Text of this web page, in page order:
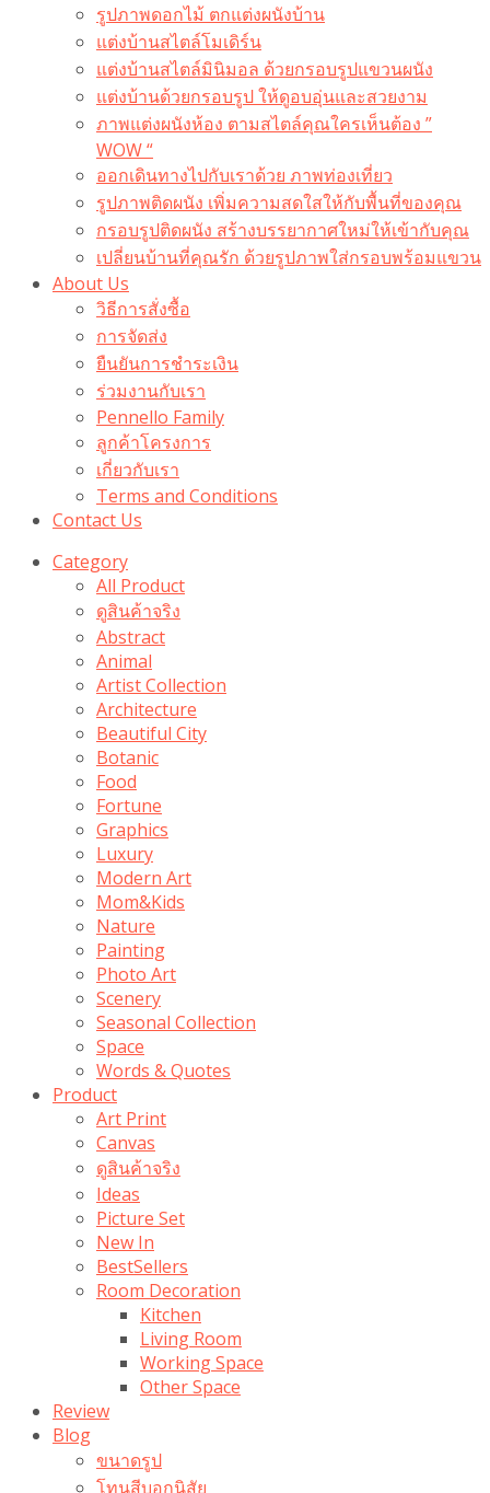
รูปภาพดอกไม้ ตกแต่งผนังบ้าน
แต่งบ้านสไตล์โมเดิร์น
แต่งบ้านสไตล์มินิมอล ด้วยกรอบรูปแขวนผนัง
แต่งบ้านด้วยกรอบรูป ให้ดูอบอุ่นและสวยงาม
ภาพแต่งผนังห้อง ตามสไตล์คุณใครเห็นต้อง ”
WOW “
ออกเดินทางไปกับเราด้วย ภาพท่องเที่ยว
รูปภาพติดผนัง เพิ่มความสดใสให้กับพื้นที่ของคุณ
กรอบรูปติดผนัง สร้างบรรยากาศใหม่ให้เข้ากับคุณ
เปลี่ยนบ้านที่คุณรัก ด้วยรูปภาพใส่กรอบพร้อมแขวน​
About Us
วิธีการสั่งซื้อ
การจัดส่ง
ยืนยันการชำระเงิน
ร่วมงานกับเรา
Pennello Family
ลูกค้าโครงการ
เกี่ยวกับเรา
Terms and Conditions
Contact Us
Category
All Product
ดูสินค้าจริง
Abstract
Animal
Artist Collection
Architecture
Beautiful City
Botanic
Food
Fortune
Graphics
Luxury
Modern Art
Mom&Kids
Nature
Painting
Photo Art
Scenery
Seasonal Collection
Space
Words & Quotes
Product
Art Print
Canvas
ดูสินค้าจริง
Ideas
Picture Set
New In
BestSellers
Room Decoration
Kitchen
Living Room
Working Space
Other Space
Review
Blog
ขนาดรูป
โทนสีบอกนิสัย